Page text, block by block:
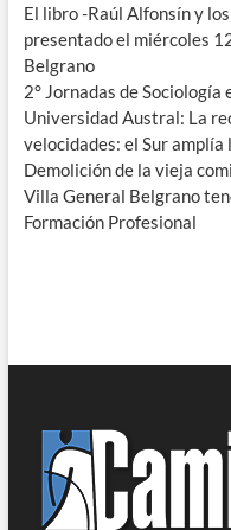
El libro -Raúl Alfonsín y
presentado el miércoles
Belgrano
2° Jornadas de Sociología
Universidad Austral: La
velocidades: el Sur
Demolición de la vieja
Villa General Belgrano
Formación Profesional